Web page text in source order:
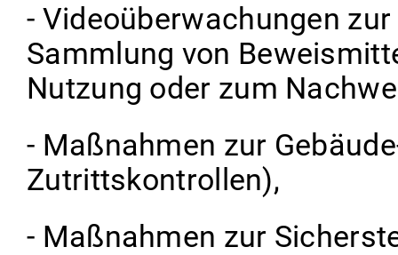
- Videoüberwachungen
Sammlung von
Nutzung oder zum
- Maßnahmen zur
Zutrittskontrollen),
- Maßnahmen zur